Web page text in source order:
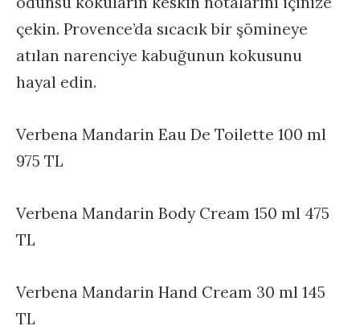
çekin. Provence’da sıcacık bir şömineye
atılan narenciye kabuğunun kokusunu
hayal edin.
Verbena Mandarin Eau De Toilette 100 ml
975 TL
Verbena Mandarin Body Cream 150 ml 475
TL
Verbena Mandarin Hand Cream 30 ml 145
TL